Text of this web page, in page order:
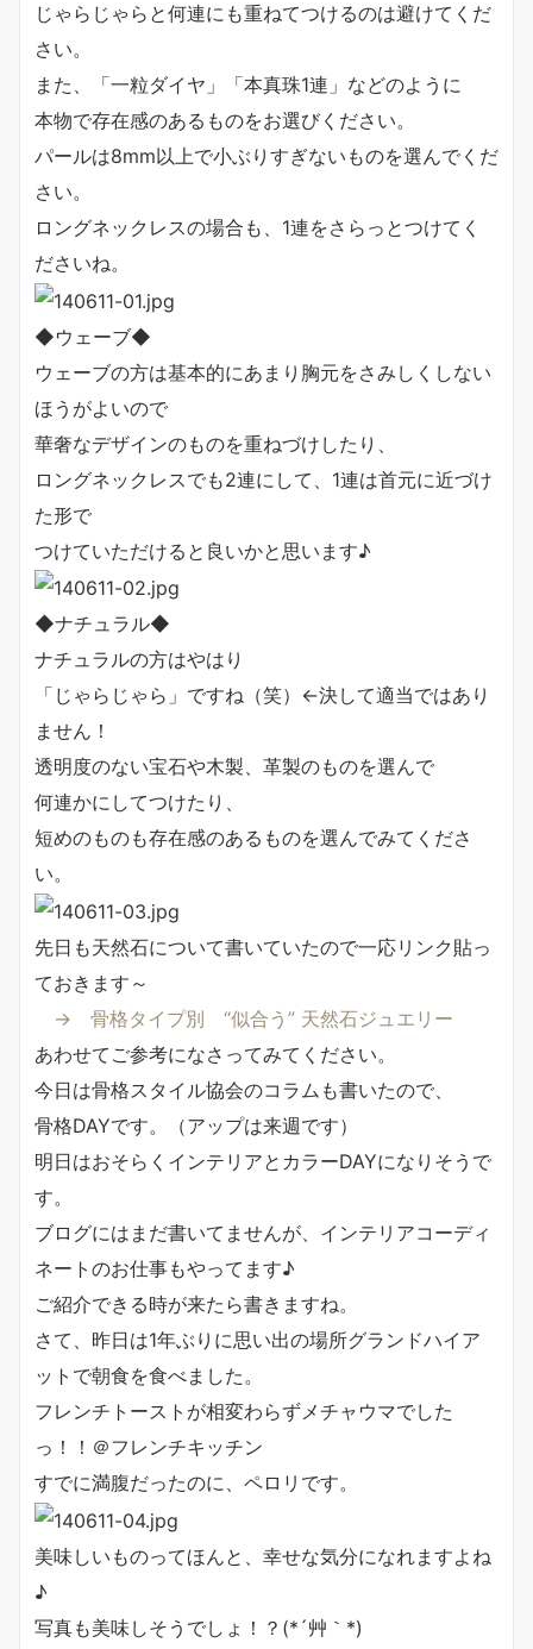
じゃらじゃらと何連にも重ねてつけるのは避けてくだ
さい。
また、「一粒ダイヤ」「本真珠1連」などのように
本物で存在感のあるものをお選びください。
パールは8mm以上で小ぶりすぎないものを選んでくだ
さい。
ロングネックレスの場合も、1連をさらっとつけてく
ださいね。
◆ウェーブ◆
ウェーブの方は基本的にあまり胸元をさみしくしない
ほうがよいので
華奢なデザインのものを重ねづけしたり、
ロングネックレスでも2連にして、1連は首元に近づけ
た形で
つけていただけると良いかと思います♪
◆ナチュラル◆
ナチュラルの方はやはり
「じゃらじゃら」ですね（笑）←決して適当ではあり
ません！
透明度のない宝石や木製、革製のものを選んで
何連かにしてつけたり、
短めのものも存在感のあるものを選んでみてくださ
い。
先日も天然石について書いていたので一応リンク貼っ
ておきます～
→ 骨格タイプ別 “似合う” 天然石ジュエリー
あわせてご参考になさってみてください。
今日は骨格スタイル協会のコラムも書いたので、
骨格DAYです。（アップは来週です）
明日はおそらくインテリアとカラーDAYになりそうで
す。
ブログにはまだ書いてませんが、インテリアコーディ
ネートのお仕事もやってます♪
ご紹介できる時が来たら書きますね。
さて、昨日は1年ぶりに思い出の場所グランドハイア
ットで朝食を食べました。
フレンチトーストが相変わらずメチャウマでした
っ！！＠フレンチキッチン
すでに満腹だったのに、ペロリです。
美味しいものってほんと、幸せな気分になれますよね
♪
写真も美味しそうでしょ！？(*´艸｀*)